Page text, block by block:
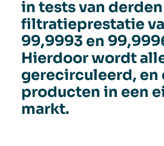
in tests van
filtratieprestatie
99,9993 en
Hierdoor wordt
gerecirculeerd, en
producten in een
markt.